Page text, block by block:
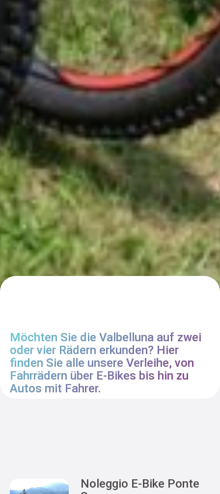
Möchten Sie die Valbelluna auf zwei
oder vier Rädern erkunden? Hier
finden Sie alle unsere Verleihe, von
Fahrrädern über E-Bikes bis hin zu
Autos mit Fahrer.
Noleggio E-Bike Ponte